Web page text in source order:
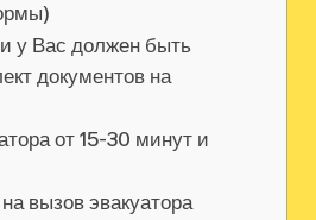
у Вас должен быть
документов на
от 15-30 минут и
вызов эвакуатора